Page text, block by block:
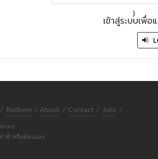
)
เข้าสู่ระบบเพื่
/ Redeem / About / Contact / Jobs /
ำซ้ำหรือดัดแปลง